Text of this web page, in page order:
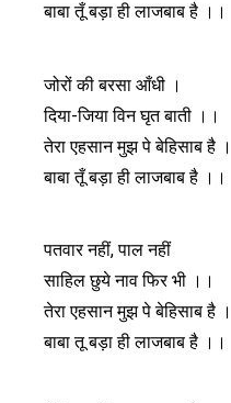
बाबा तूँ बड़ा ही लाजबाब है ।।
जोरों की बरसा आँधी ।
दिया-जिया विन घृत बाती ।।
तेरा एहसान मुझ पे बेहिसाब है ।
बाबा तूँ बड़ा ही लाजबाब है ।।
पतवार नहीं, पाल नहीं
साहिल छुये नाव फिर भी ।।
तेरा एहसान मुझ पे बेहिसाब है ।
बाबा तू बड़ा ही लाजबाब है ।।